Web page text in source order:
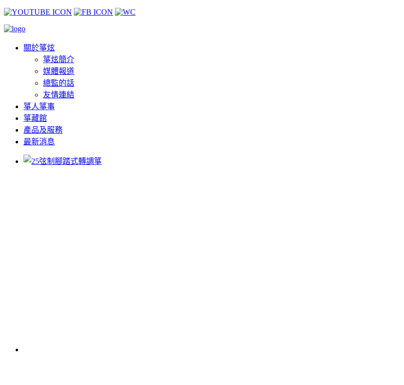
關於箏炫
箏炫簡介
媒體報道
總監的話
友情連結
箏人箏事
箏藏館
產品及服務
最新消息